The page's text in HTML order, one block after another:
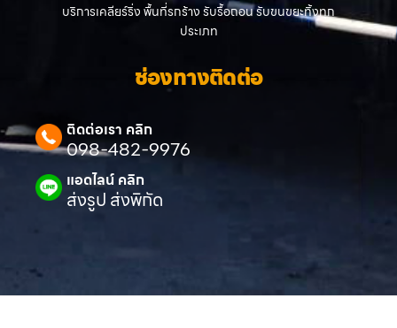
บริการเคลียร์ริ่ง พื้นที่รกร้าง รับรื้อถอน รับขนขยะทิ้งทุก
ประเภท
ช่องทางติดต่อ
ติดต่อเรา คลิก
098-482-9976
แอดไลน์ คลิก
ส่งรูป ส่งพิกัด